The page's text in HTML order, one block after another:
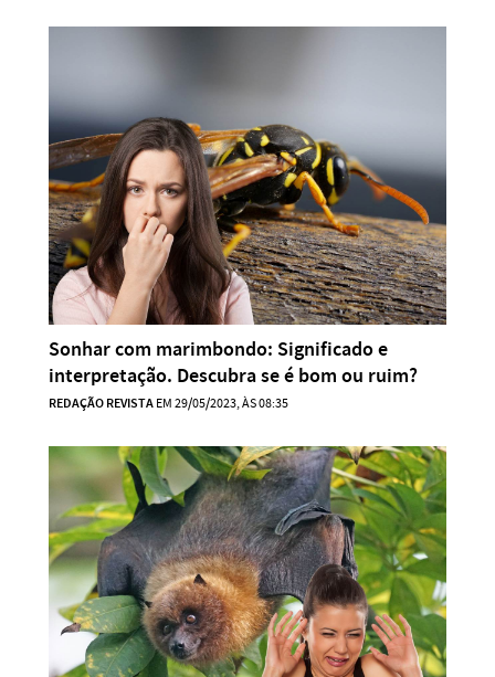
Sonhar com marimbondo: Significado e
interpretação. Descubra se é bom ou ruim?
REDAÇÃO REVISTAEM 29/05/2023, ÀS 08:35